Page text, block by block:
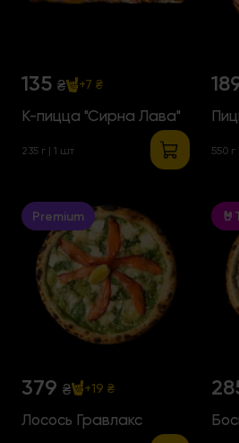
135 ₴ +7 ₴
К-пицца "Сирна Лава"
235 г | 1 шт 550 г
Premium
379 ₴ +19 ₴
Лосось Гравлакс